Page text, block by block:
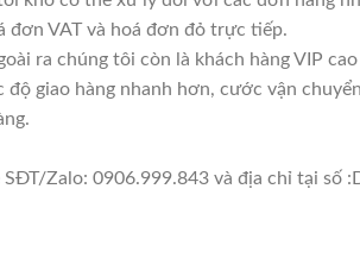
đơn VAT và hoá đơn đỏ trực tiếp.
ra chúng tôi còn là khách hàng VIP
giao hàng nhanh hơn, cước vận
Zalo: 0906.999.843 và địa chỉ tại số